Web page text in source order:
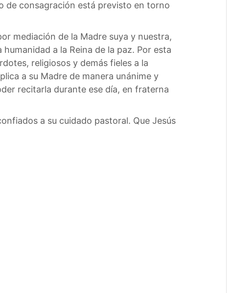
de consagración está previsto en torno
mediación de la Madre suya y nuestra,
a la Reina de la paz. Por esta
religiosos y demás fieles a la
a su Madre de manera unánime y
recitarla durante ese día, en fraterna
a su cuidado pastoral. Que Jesús